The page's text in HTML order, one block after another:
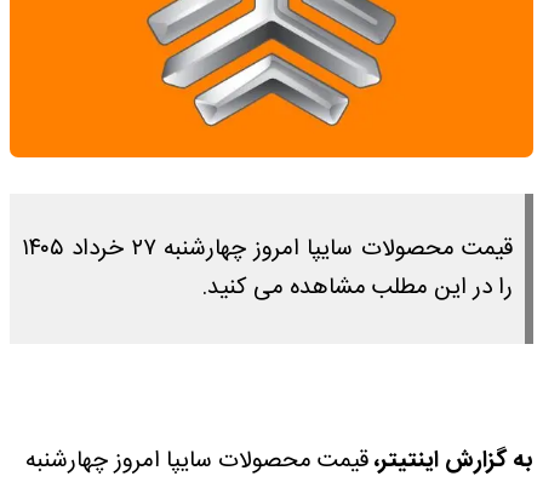
قیمت محصولات سایپا امروز چهارشنبه ۲۷ خرداد ۱۴۰۵
را در این مطلب مشاهده می کنید.
به گزارش اینتیتر،قیمت محصولات سایپا امروز چهارشنبه